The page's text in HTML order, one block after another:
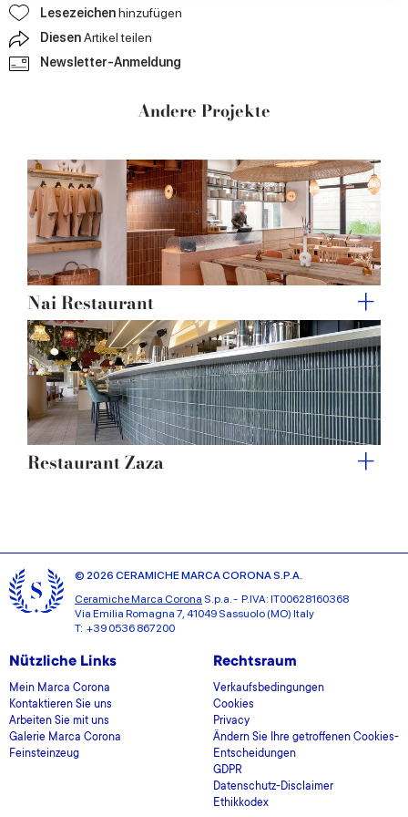
our social media, advertising and analytics partners who
provided to them or that they’ve collected from your use
of their services.
Lesezeichenhinzufügen
DiesenArtikel teilen
Newsletter-Anmeldung
Andere Projekte
Nai Restaurant
Restaurant Zaza
© 2026 CERAMICHE MARCA CORONA S.P.A.
Ceramiche Marca Corona S.p.a. - P.IVA: IT00628160368
Via Emilia Romagna 7, 41049 Sassuolo (MO) Italy
T: +39 0536 867200
Nützliche Links
Mein Marca Corona
Kontaktieren Sie uns
Arbeiten Sie mit uns
Galerie Marca Corona
Feinsteinzeug
Rechtsraum
Verkaufsbedingungen
Cookies
Privacy
Ändern Sie Ihre getroffenen Cookies-
Entscheidungen
GDPR
Datenschutz-Disclaimer
Ethikkodex